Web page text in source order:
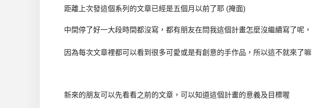
距離上次發這個系列的文章已經是五個月以前了耶 (掩面)
中間停了好一大段時間都沒寫，都有朋友在問我這個計畫怎麼沒繼續寫了呢，
因為每次文章裡都可以看到很多可愛或是有創意的手作品，所以這不就來了嘛
新來的朋友可以先看看之前的文章，可以知道這個計畫的意義及目標喔